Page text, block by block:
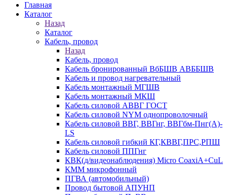
Главная
Каталог
Назад
Каталог
Кабель, провод
Назад
Кабель, провод
Кабель бронированный ВбБШВ АВББШВ
Кабель и провод нагревательный
Кабель монтажный МГШВ
Кабель монтажный МКШ
Кабель силовой АВВГ ГОСТ
Кабель силовой NYM однопроволочный
Кабель силовой ВВГ, ВВГнг, ВВГбм-Пнг(А)-
LS
Кабель силовой гибкий КГ,КВВГ,ПРС,РПШ
Кабель силовой ППГнг
КВК(д/видеонаблюдения) Micro CoaxiA+CuL
КММ микрофонный
ПГВА (автомобильный)
Провод бытовой АПУНП